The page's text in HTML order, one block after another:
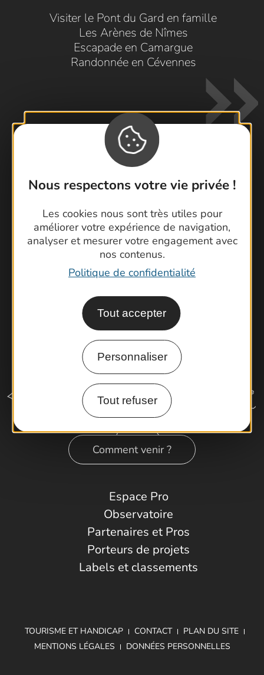
Nous respectons votre vie privée !
Les cookies nous sont très utiles pour
améliorer votre expérience de navigation,
analyser et mesurer votre engagement avec
nos contenus.
Politique de confidentialité
Tout accepter
Personnaliser
Tout refuser
Visiter le Pont du Gard en famille
Les Arènes de Nîmes
Escapade en Camargue
Randonnée en Cévennes
Contactez-nous !
Brochures
Cartoguides et Topoguides
Latitude Gard
Comment venir ?
Espace Pro
Observatoire
Partenaires et Pros
Porteurs de projets
Labels et classements
TOURISME ET HANDICAP CONTACT
PLAN DU SITE
MENTIONS LÉGALES
DONNÉES PERSONNELLES